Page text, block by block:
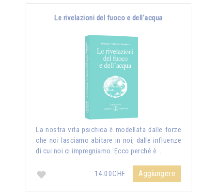
Le rivelazioni del fuoco e dell'acqua
La nostra vita psichica è modellata dalle forze
che noi lasciamo abitare in noi, dalle influenze
di cui noi ci impregniamo. Ecco perché è …
14.00CHF Aggiungere